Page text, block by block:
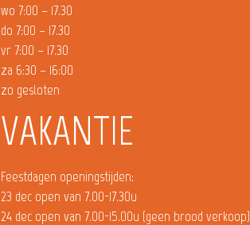
wo 7:00 – 17.30
do 7:00 – 17.30
vr 7:00 – 17.30
za 6:30 – 16:00
zo gesloten
VAKANTIE
Feestdagen openingstijden:
23 dec open van 7.00-17.30u
24 dec open van 7.00-15.00u (geen brood verkoop)